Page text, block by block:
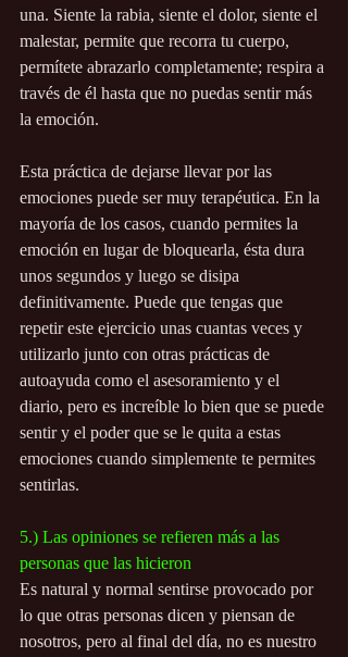
una. Siente la rabia, siente el dolor, siente el
malestar, permite que recorra tu cuerpo,
permítete abrazarlo completamente; respira a
través de él hasta que no puedas sentir más
la emoción.
Esta práctica de dejarse llevar por las
emociones puede ser muy terapéutica. En la
mayoría de los casos, cuando permites la
emoción en lugar de bloquearla, ésta dura
unos segundos y luego se disipa
definitivamente. Puede que tengas que
repetir este ejercicio unas cuantas veces y
utilizarlo junto con otras prácticas de
autoayuda como el asesoramiento y el
diario, pero es increíble lo bien que se puede
sentir y el poder que se le quita a estas
emociones cuando simplemente te permites
sentirlas.
5.) Las opiniones se refieren más a las
personas que las hicieron
Es natural y normal sentirse provocado por
lo que otras personas dicen y piensan de
nosotros, pero al final del día, no es nuestro